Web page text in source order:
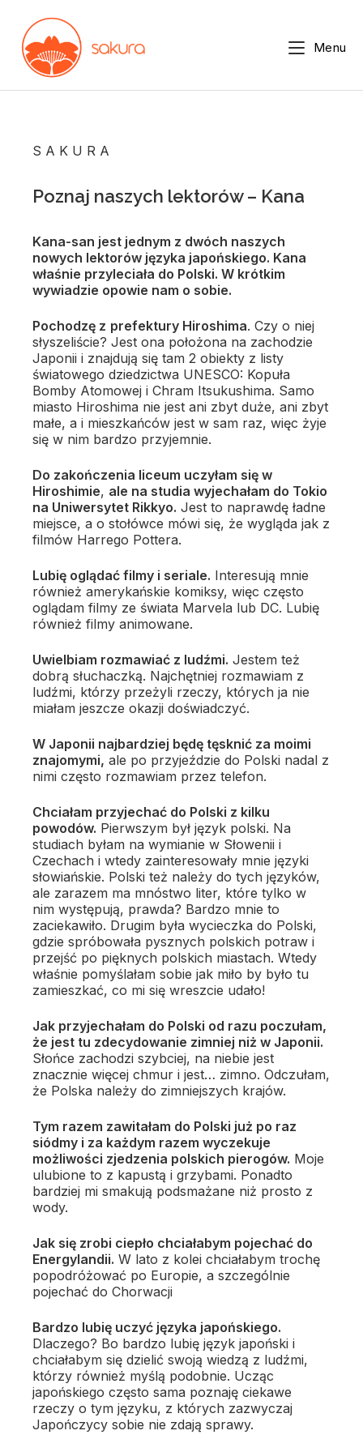
Menu
S A K U R A
Poznaj naszych lektorów – Kana
Kana-san jest jednym z dwóch naszych
nowych lektorów języka japońskiego. Kana
właśnie przyleciała do Polski. W krótkim
wywiadzie opowie nam o sobie.
Pochodzę z prefektury Hiroshima. Czy o niej
słyszeliście? Jest ona położona na zachodzie
Japonii i znajdują się tam 2 obiekty z listy
światowego dziedzictwa UNESCO: Kopuła
Bomby Atomowej i Chram Itsukushima. Samo
miasto Hiroshima nie jest ani zbyt duże, ani zbyt
małe, a i mieszkańców jest w sam raz, więc żyje
się w nim bardzo przyjemnie.
Do zakończenia liceum uczyłam się w
Hiroshimie, ale na studia wyjechałam do Tokio
na Uniwersytet Rikkyo. Jest to naprawdę ładne
miejsce, a o stołówce mówi się, że wygląda jak z
filmów Harrego Pottera.
Lubię oglądać filmy i seriale. Interesują mnie
również amerykańskie komiksy, więc często
oglądam filmy ze świata Marvela lub DC. Lubię
również filmy animowane.
Uwielbiam rozmawiać z ludźmi. Jestem też
dobrą słuchaczką. Najchętniej rozmawiam z
ludźmi, którzy przeżyli rzeczy, których ja nie
miałam jeszcze okazji doświadczyć.
W Japonii najbardziej będę tęsknić za moimi
znajomymi, ale po przyjeździe do Polski nadal z
nimi często rozmawiam przez telefon.
Chciałam przyjechać do Polski z kilku
powodów. Pierwszym był język polski. Na
studiach byłam na wymianie w Słowenii i
Czechach i wtedy zainteresowały mnie języki
słowiańskie. Polski też należy do tych języków,
ale zarazem ma mnóstwo liter, które tylko w
nim występują, prawda? Bardzo mnie to
zaciekawiło. Drugim była wycieczka do Polski,
gdzie spróbowała pysznych polskich potraw i
przejść po pięknych polskich miastach. Wtedy
właśnie pomyślałam sobie jak miło by było tu
zamieszkać, co mi się wreszcie udało!
Jak przyjechałam do Polski od razu poczułam,
że jest tu zdecydowanie zimniej niż w Japonii.
Słońce zachodzi szybciej, na niebie jest
znacznie więcej chmur i jest… zimno. Odczułam,
że Polska należy do zimniejszych krajów.
Tym razem zawitałam do Polski już po raz
siódmy i za każdym razem wyczekuje
możliwości zjedzenia polskich pierogów. Moje
ulubione to z kapustą i grzybami. Ponadto
bardziej mi smakują podsmażane niż prosto z
wody.
Jak się zrobi ciepło chciałabym pojechać do
Energylandii. W lato z kolei chciałabym trochę
popodróżować po Europie, a szczególnie
pojechać do Chorwacji
Bardzo lubię uczyć języka japońskiego.
Dlaczego? Bo bardzo lubię język japoński i
chciałabym się dzielić swoją wiedzą z ludźmi,
którzy również myślą podobnie. Ucząc
japońskiego często sama poznaję ciekawe
rzeczy o tym języku, z których zazwyczaj
Japończycy sobie nie zdają sprawy.